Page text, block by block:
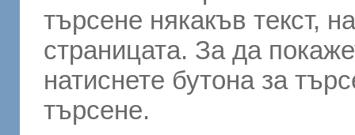
търсене някакъв текст,
страницата. За да
натиснете бутона за
търсене.